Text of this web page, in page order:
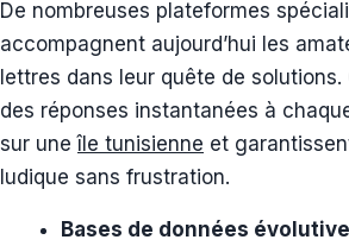
De nombreuses plateformes
accompagnent aujourd’hui les
lettres dans leur quête de
des réponses instantanées à
sur uneîle tunisienne et
ludique sans frustration.
Bases de données